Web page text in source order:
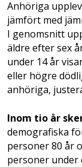
Anhöriga
jämfört med
I genomsnitt
äldre efter sex
under 14 år
eller högre
anhöriga,
Inom tio år
demografiska
personer 80 år
personer under